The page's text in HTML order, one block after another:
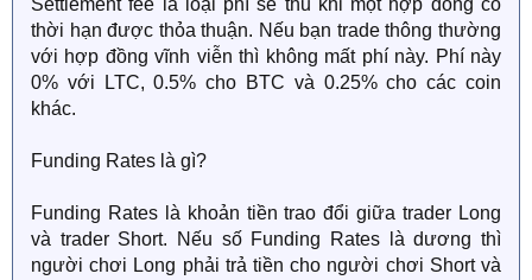
Settlement fee là loại phí sẽ thu khi một hợp đồng có
thời hạn được thỏa thuận. Nếu bạn trade thông thường
với hợp đồng vĩnh viễn thì không mất phí này. Phí này
0% với LTC, 0.5% cho BTC và 0.25% cho các coin
khác.
Funding Rates là gì?
Funding Rates là khoản tiền trao đổi giữa trader Long
và trader Short. Nếu số Funding Rates là dương thì
người chơi Long phải trả tiền cho người chơi Short và